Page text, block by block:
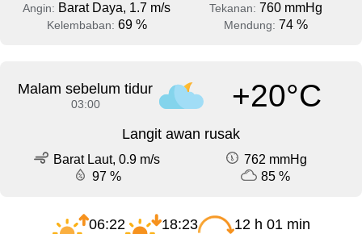
Angin: Barat Daya, 1.7 m/s Tekanan: 760 mmHg
Kelembaban: 69 % Mendung: 74 %
Malam sebelum tidur
03:00 +20°C
Langit awan rusak
Barat Laut, 0.9 m/s
762 mmHg
97 %
85 %
06:22 18:23 12 h 01 min